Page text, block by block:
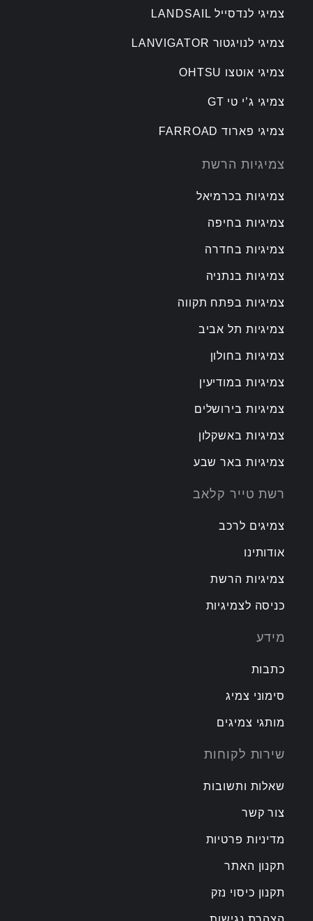
צמיגי לנדסייל LANDSAIL
צמיגי לנויגטור LANVIGATOR
צמיגי אוטצו OHTSU
צמיגי ג’י טי GT
צמיגי פארוד FARROAD
צמיגיות הרשת
צמיגיות בכרמיאל
צמיגיות בחיפה
צמיגיות בחדרה
צמיגיות בנתניה
צמיגיות בפתח תקווה
צמיגיות תל אביב
צמיגיות בחולון
צמיגיות במודיעין
צמיגיות בירושלים
צמיגיות באשקלון
צמיגיות באר שבע
רשת טייר קלאב
צמיגים לרכב
אודותינו
צמיגיות הרשת
כניסה לצמיגיות
מידע
כתבות
סימוני צמיג
מותגי צמיגים
שירות לקוחות
שאלות ותשובות
צור קשר
מדיניות פרטיות
תקנון האתר
תקנון כיסוי נזק